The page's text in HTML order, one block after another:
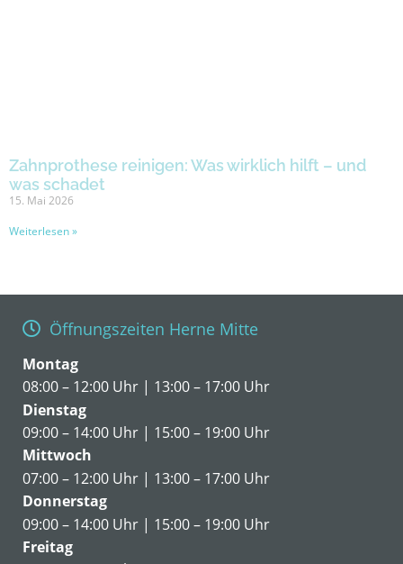
Zahnprothese reinigen: Was wirklich hilft – und
was schadet
15. Mai 2026
Weiterlesen »
Öffnungszeiten Herne Mitte
Montag
08:00 – 12:00 Uhr | 13:00 – 17:00 Uhr
Dienstag
09:00 – 14:00 Uhr | 15:00 – 19:00 Uhr
Mittwoch
07:00 – 12:00 Uhr | 13:00 – 17:00 Uhr
Donnerstag
09:00 – 14:00 Uhr | 15:00 – 19:00 Uhr
Freitag